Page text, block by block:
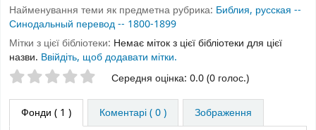
Найменування теми як предметна рубрика: Библия, русская --
Синодальный перевод -- 1800-1899
Мітки з цієї бібліотеки: Немає міток з цієї бібліотеки для цієї
назви. Ввійдіть, щоб додавати мітки.
Оцінки зірочкамиСередня оцінка: 0.0 (0 голос.)
Фонди ( 1 ) Коментарі ( 0 ) Зображення